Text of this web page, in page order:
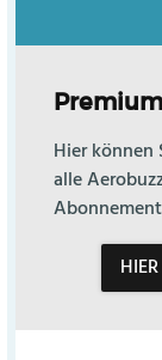
Hier können
alle